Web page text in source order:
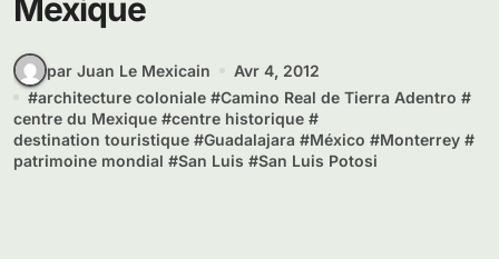
Mexique
par Juan Le Mexicain
Avr 4, 2012
#architecture coloniale #Camino Real de Tierra Adentro #
centre du Mexique #centre historique #
destination touristique #Guadalajara #México #Monterrey #
patrimoine mondial #San Luis #San Luis Potosi